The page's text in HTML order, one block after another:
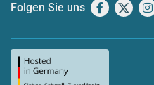
Folgen Sie uns Facebook
X